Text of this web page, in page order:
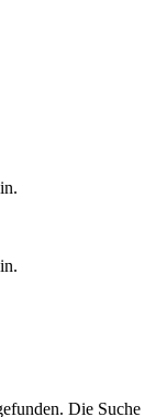
Die Suche